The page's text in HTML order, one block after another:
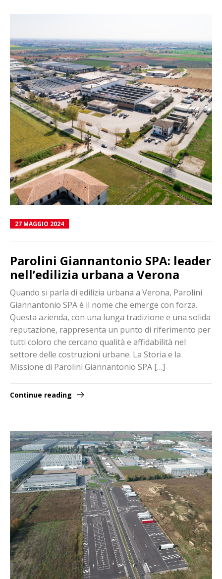
27 MAGGIO 2024
Parolini Giannantonio SPA: leader
nell’edilizia urbana a Verona
Quando si parla di edilizia urbana a Verona, Parolini
Giannantonio SPA è il nome che emerge con forza.
Questa azienda, con una lunga tradizione e una solida
reputazione, rappresenta un punto di riferimento per
tutti coloro che cercano qualità e affidabilità nel
settore delle costruzioni urbane. La Storia e la
Missione di Parolini Giannantonio SPA […]
Continue reading